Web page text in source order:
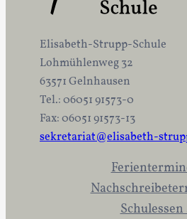
Elisabeth-Strupp-Schule
Lohmühlenweg 32
63571 Gelnhausen
Tel.: 06051 91573-0
Fax: 06051 91573-13
sekretariat@elisabeth-